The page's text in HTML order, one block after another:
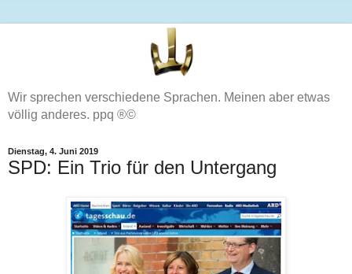
Wir sprechen verschiedene Sprachen. Meinen aber etwas
völlig anderes. ppq ®©
Dienstag, 4. Juni 2019
SPD: Ein Trio für den Untergang